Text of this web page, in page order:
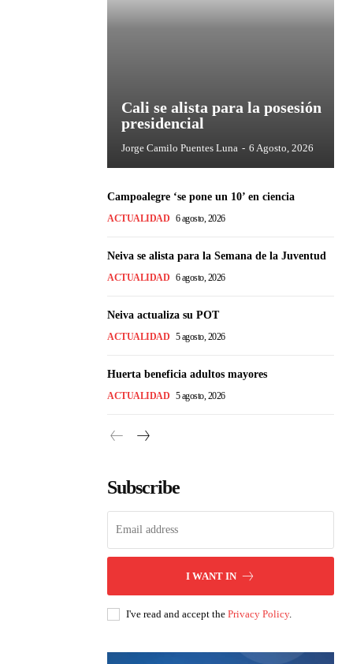
Cali se alista para la posesión
presidencial
Jorge Camilo Puentes Luna - 6 Agosto, 2026
Campoalegre ‘se pone un 10’ en ciencia
ACTUALIDAD 6 agosto, 2026
Neiva se alista para la Semana de la Juventud
ACTUALIDAD 6 agosto, 2026
Neiva actualiza su POT
ACTUALIDAD 5 agosto, 2026
Huerta beneficia adultos mayores
ACTUALIDAD 5 agosto, 2026
Subscribe
I WANT IN
I've read and accept the Privacy Policy.